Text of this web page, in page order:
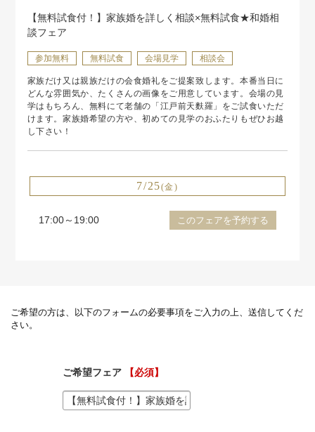
【無料試食付！】家族婚を詳しく相談×無料試食★和婚相
談フェア
参加無料 無料試食 会場見学 相談会
家族だけ又は親族だけの会食婚礼をご提案致します。本番当日に
どんな雰囲気か、たくさんの画像をご用意しています。会場の見
学はもちろん、無料にて老舗の「江戸前天麩羅」をご試食いただ
けます。家族婚希望の方や、初めての見学のおふたりもぜひお越
し下さい！
7/25(金)
17:00～19:00 このフェアを予約する